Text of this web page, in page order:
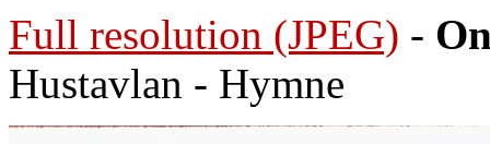
Full resolution (JPEG) -
Hustavlan - Hymne